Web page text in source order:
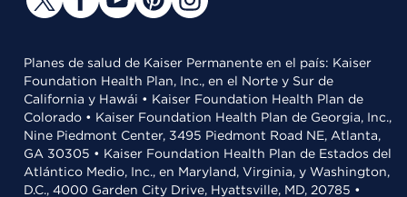
Planes de salud de Kaiser Permanente en el país: Kaiser
Foundation Health Plan, Inc., en el Norte y Sur de
California y Hawái • Kaiser Foundation Health Plan de
Colorado • Kaiser Foundation Health Plan de Georgia, Inc.,
Nine Piedmont Center, 3495 Piedmont Road NE, Atlanta,
GA 30305 • Kaiser Foundation Health Plan de Estados del
Atlántico Medio, Inc., en Maryland, Virginia, y Washington,
D.C., 4000 Garden City Drive, Hyattsville, MD, 20785 •